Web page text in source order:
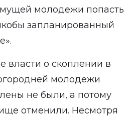
молодежи попасть
запланированный
власти о скоплении в
молодежи
не были, а потому
отменили. Несмотря